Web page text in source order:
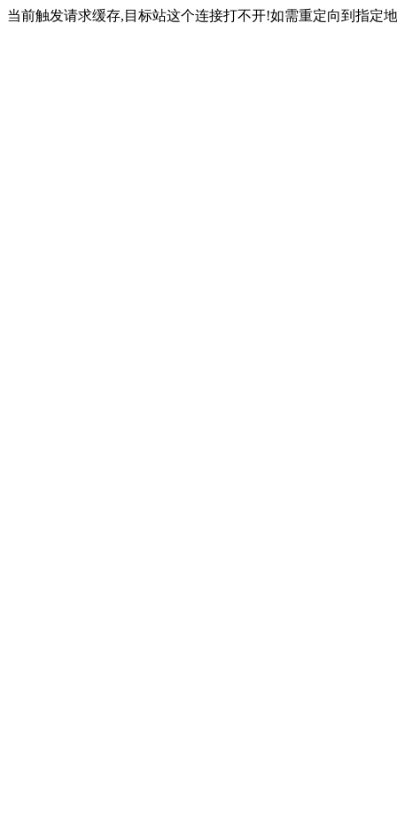
当前触发请求缓存,目标站这个连接打不开!如需重定向到指定